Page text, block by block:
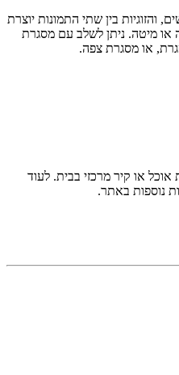
והזוגיות בין שתי התמונות יוצרת
או מיטה. ניתן לשלב עם מסגרת
או מסגרת צפה.
או קיר מרכזי בבית. לעוד
נוספות באתר.